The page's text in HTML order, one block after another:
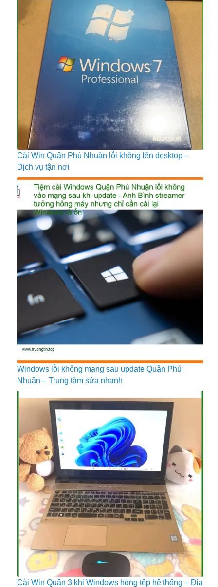
Cài Win Quận Phú Nhuận lỗi không lên desktop –
Dịch vụ tận nơi
Windows lỗi không mạng sau update Quận Phú
Nhuận – Trung tâm sửa nhanh
Cài Win Quận 3 khi Windows hỏng tệp hệ thống – Địa